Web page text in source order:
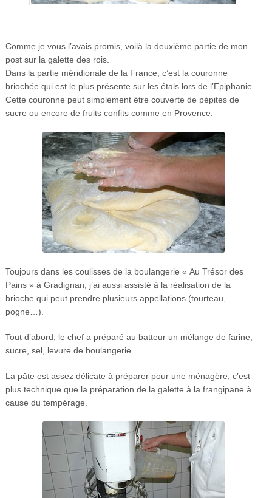
Comme je vous l’avais promis, voilà la deuxième partie de mon
post sur la galette des rois.
Dans la partie méridionale de la France, c’est la couronne
briochée qui est le plus présente sur les étals lors de l’Epiphanie.
Cette couronne peut simplement être couverte de pépites de
sucre ou encore de fruits confits comme en Provence.
Toujours dans les coulisses de la boulangerie « Au Trésor des
Pains » à Gradignan, j’ai aussi assisté à la réalisation de la
brioche qui peut prendre plusieurs appellations (tourteau,
pogne…).
Tout d’abord, le chef a préparé au batteur un mélange de farine,
sucre, sel, levure de boulangerie.
La pâte est assez délicate à préparer pour une ménagère, c’est
plus technique que la préparation de la galette à la frangipane à
cause du tempérage.